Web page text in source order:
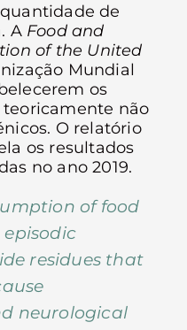
de
A Food and
of the United
Mundial
os
não
O relatório
os resultados
no ano 2019.
of food
residues that
neurological